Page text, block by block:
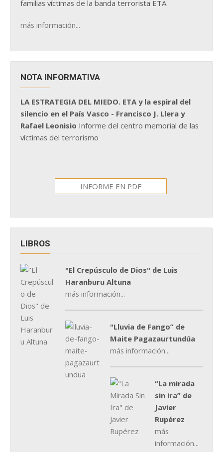
familias víctimas de la banda terrorista ETA.
más información...
NOTA INFORMATIVA
LA ESTRATEGIA DEL MIEDO. ETA y la espiral del
silencio en el País Vasco - Francisco J. Llera y
Rafael Leonisio Informe del centro memorial de las
víctimas del terrorismo
INFORME EN PDF
LIBROS
"El Crepúsculo de Dios" de Luis
Haranburu Altuna
más información...
"Lluvia de Fango” de
Maite Pagazaurtundúa
más información...
“La mirada
sin ira” de
Javier
Rupérez
más
información...